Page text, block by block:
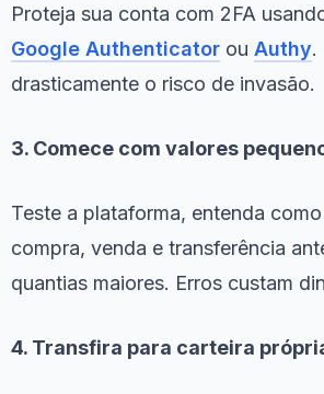
Proteja sua conta com 2FA
Google Authenticator ou Authy.
drasticamente o risco de invasão.
3. Comece com valores
Teste a plataforma, entenda
compra, venda e transferência
quantias maiores. Erros custam
4. Transfira para carteira